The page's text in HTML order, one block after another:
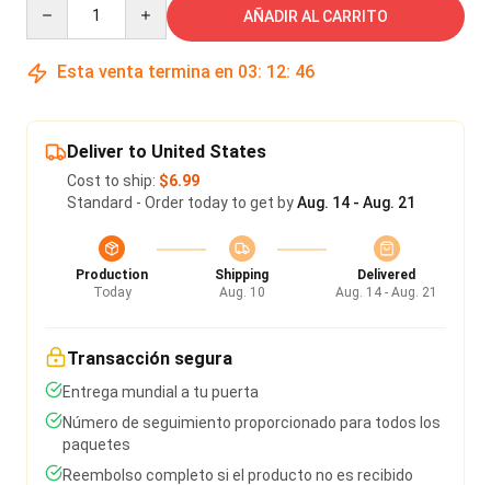
AÑADIR AL CARRITO
Esta venta termina en 03: 12: 45
Deliver to United States
Cost to ship: $6.99
Standard - Order today to get byAug. 14 - Aug. 21
Production
Today
Shipping
Aug. 10
Delivered
Aug. 14 - Aug. 21
Transacción segura
Entrega mundial a tu puerta
Número de seguimiento proporcionado para todos los
paquetes
Reembolso completo si el producto no es recibido